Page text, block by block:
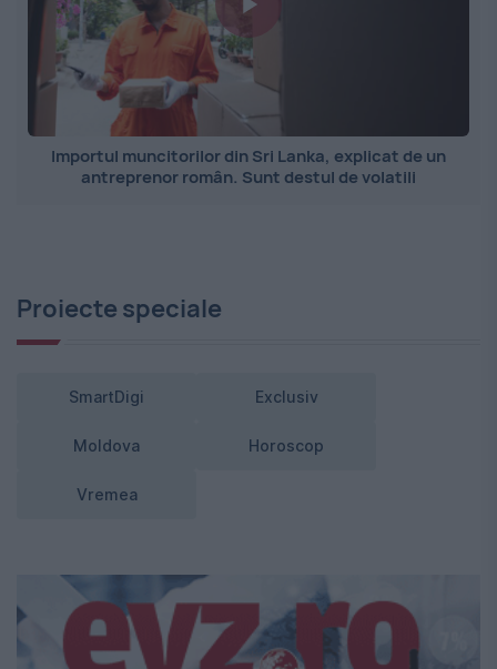
Importul muncitorilor din Sri Lanka, explicat de un
antreprenor român. Sunt destul de volatili
Proiecte speciale
SmartDigi Exclusiv
Moldova Horoscop
Vremea